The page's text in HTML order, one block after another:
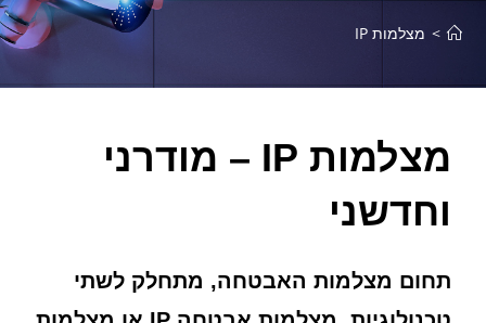
> מצלמות IP
מצלמות IP – מודרני
וחדשני
תחום מצלמות האבטחה, מתחלק לשתי